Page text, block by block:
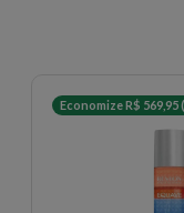
Economize R$ 569,95